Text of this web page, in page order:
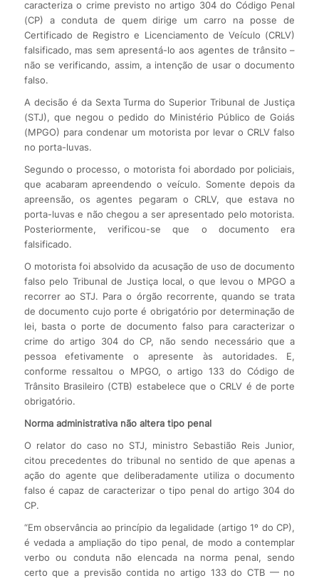
caracteriza o crime previsto no artigo 304 do Código Penal
(CP) a conduta de quem dirige um carro na posse de
Certificado de Registro e Licenciamento de Veículo (CRLV)
falsificado, mas sem apresentá-lo aos agentes de trânsito –
não se verificando, assim, a intenção de usar o documento
falso.
A decisão é da Sexta Turma do Superior Tribunal de Justiça
(STJ), que negou o pedido do Ministério Público de Goiás
(MPGO) para condenar um motorista por levar o CRLV falso
no porta-luvas.
Segundo o processo, o motorista foi abordado por policiais,
que acabaram apreendendo o veículo. Somente depois da
apreensão, os agentes pegaram o CRLV, que estava no
porta-luvas e não chegou a ser apresentado pelo motorista.
Posteriormente, verificou-se que o documento era
falsificado.
O motorista foi absolvido da acusação de uso de documento
falso pelo Tribunal de Justiça local, o que levou o MPGO a
recorrer ao STJ. Para o órgão recorrente, quando se trata
de documento cujo porte é obrigatório por determinação de
lei, basta o porte de documento falso para caracterizar o
crime do artigo 304 do CP, não sendo necessário que a
pessoa efetivamente o apresente às autoridades. E,
conforme ressaltou o MPGO, o artigo 133 do Código de
Trânsito Brasileiro (CTB) estabelece que o CRLV é de porte
obrigatório.
Norma administrativa não altera tipo penal
O relator do caso no STJ, ministro Sebastião Reis Junior,
citou precedentes do tribunal no sentido de que apenas a
ação do agente que deliberadamente utiliza o documento
falso é capaz de caracterizar o tipo penal do artigo 304 do
CP.
“Em observância ao princípio da legalidade (artigo 1º do CP),
é vedada a ampliação do tipo penal, de modo a contemplar
verbo ou conduta não elencada na norma penal, sendo
certo que a previsão contida no artigo 133 do CTB — no